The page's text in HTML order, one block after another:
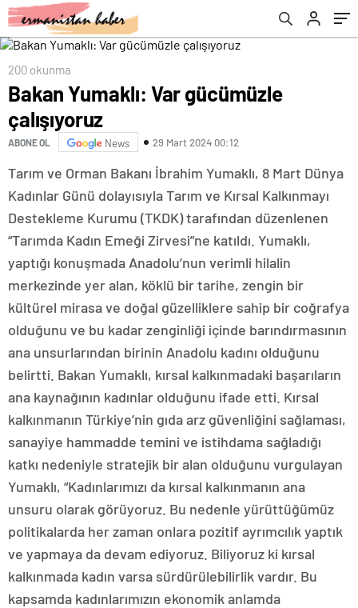
200 okunma
Bakan Yumaklı: Var gücümüzle
çalışıyoruz
ABONE OL News 29 Mart 2024 00:12
Tarım ve Orman Bakanı İbrahim Yumaklı, 8 Mart Dünya
Kadınlar Günü dolayısıyla Tarım ve Kırsal Kalkınmayı
Destekleme Kurumu (TKDK) tarafından düzenlenen
“Tarımda Kadın Emeği Zirvesi”ne katıldı. Yumaklı,
yaptığı konuşmada Anadolu’nun verimli hilalin
merkezinde yer alan, köklü bir tarihe, zengin bir
kültürel mirasa ve doğal güzelliklere sahip bir coğrafya
olduğunu ve bu kadar zenginliği içinde barındırmasının
ana unsurlarından birinin Anadolu kadını olduğunu
belirtti. Bakan Yumaklı, kırsal kalkınmadaki başarıların
ana kaynağının kadınlar olduğunu ifade etti. Kırsal
kalkınmanın Türkiye’nin gıda arz güvenliğini sağlaması,
sanayiye hammadde temini ve istihdama sağladığı
katkı nedeniyle stratejik bir alan olduğunu vurgulayan
Yumaklı, “Kadınlarımızı da kırsal kalkınmanın ana
unsuru olarak görüyoruz. Bu nedenle yürüttüğümüz
politikalarda her zaman onlara pozitif ayrımcılık yaptık
ve yapmaya da devam ediyoruz. Biliyoruz ki kırsal
kalkınmada kadın varsa sürdürülebilirlik vardır. Bu
kapsamda kadınlarımızın ekonomik anlamda